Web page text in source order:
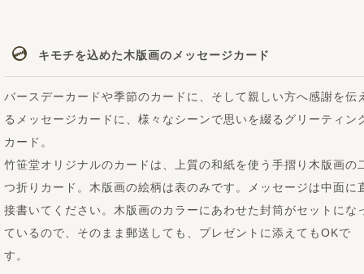
キモチを込めた木版画のメッセージカード
バースデーカードや季節のカードに、そして親しい方へ感謝を伝
るメッセージカードに、様々なシーンで思いを綴るグリーティン
カード。
竹笹堂オリジナルのカードは、上質の和紙を使う手摺り木版画の
つ折りカード。木版画の絵柄は表のみです。メッセージは中面に
接書いてください。木版画のカラーにあわせた封筒がセットにな
ているので、そのまま郵送しても、プレゼントに添えてもOKで
す。